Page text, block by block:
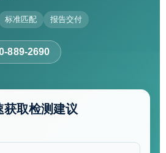
标准匹配 报告交付
889-2690
获取检测建议